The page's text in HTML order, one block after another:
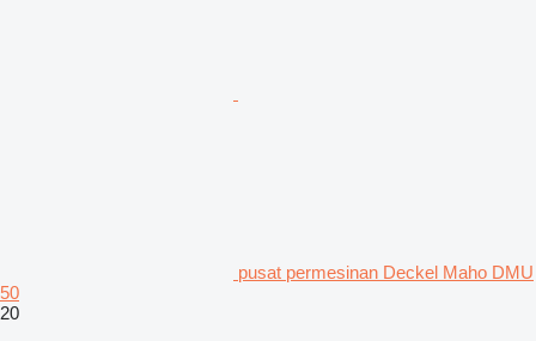
pusat permesinan Deckel Maho DMU
50
20